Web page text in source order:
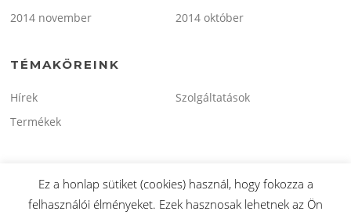
2014 november
2014 október
TÉMAKÖREINK
Hírek
Szolgáltatások
Termékek
Ez a honlap sütiket (cookies) használ, hogy fokozza a
felhasználói élményeket. Ezek hasznosak lehetnek az Ön